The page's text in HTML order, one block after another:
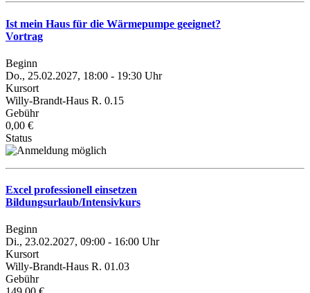
Ist mein Haus für die Wärmepumpe geeignet?
Vortrag
Beginn
Do., 25.02.2027, 18:00 - 19:30 Uhr
Kursort
Willy-Brandt-Haus R. 0.15
Gebühr
0,00 €
Status
Excel professionell einsetzen
Bildungsurlaub/Intensivkurs
Beginn
Di., 23.02.2027, 09:00 - 16:00 Uhr
Kursort
Willy-Brandt-Haus R. 01.03
Gebühr